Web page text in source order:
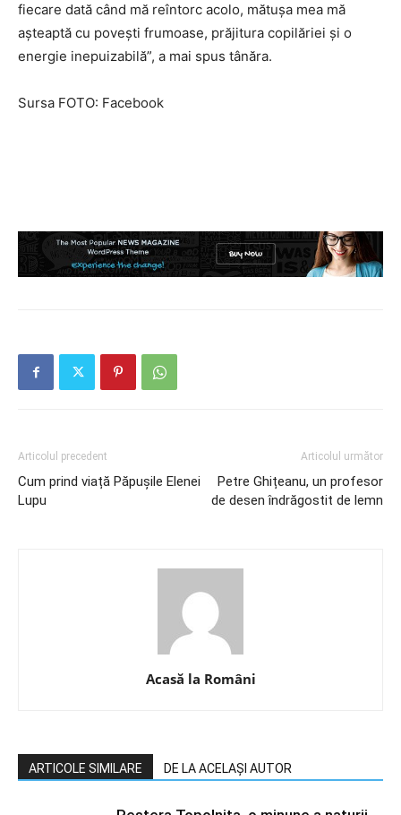
fiecare dată când mă reîntorc acolo, mătușa mea mă
așteaptă cu povești frumoase, prăjitura copilăriei și o
energie inepuizabilă”, a mai spus tânăra.
Sursa FOTO: Facebook
Articolul precedent
Cum prind viață Păpușile Elenei
Lupu
Articolul următor
Petre Ghițeanu, un profesor
de desen îndrăgostit de lemn
Acasă la Români
ARTICOLE SIMILARE DE LA ACELAȘI AUTOR